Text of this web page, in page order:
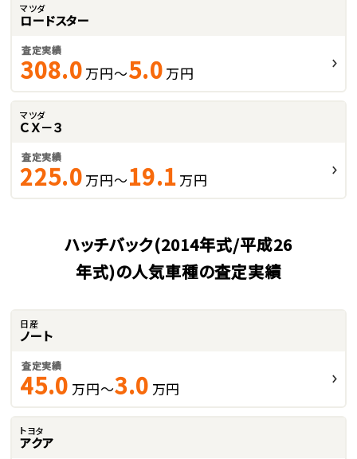
マツダ
ロードスター
査定実績
308.0 万円～5.0 万円
マツダ
ＣＸ－３
査定実績
225.0 万円～19.1 万円
ハッチバック(2014年式/平成26
年式)の人気車種の査定実績
日産
ノート
査定実績
45.0 万円～3.0 万円
トヨタ
アクア